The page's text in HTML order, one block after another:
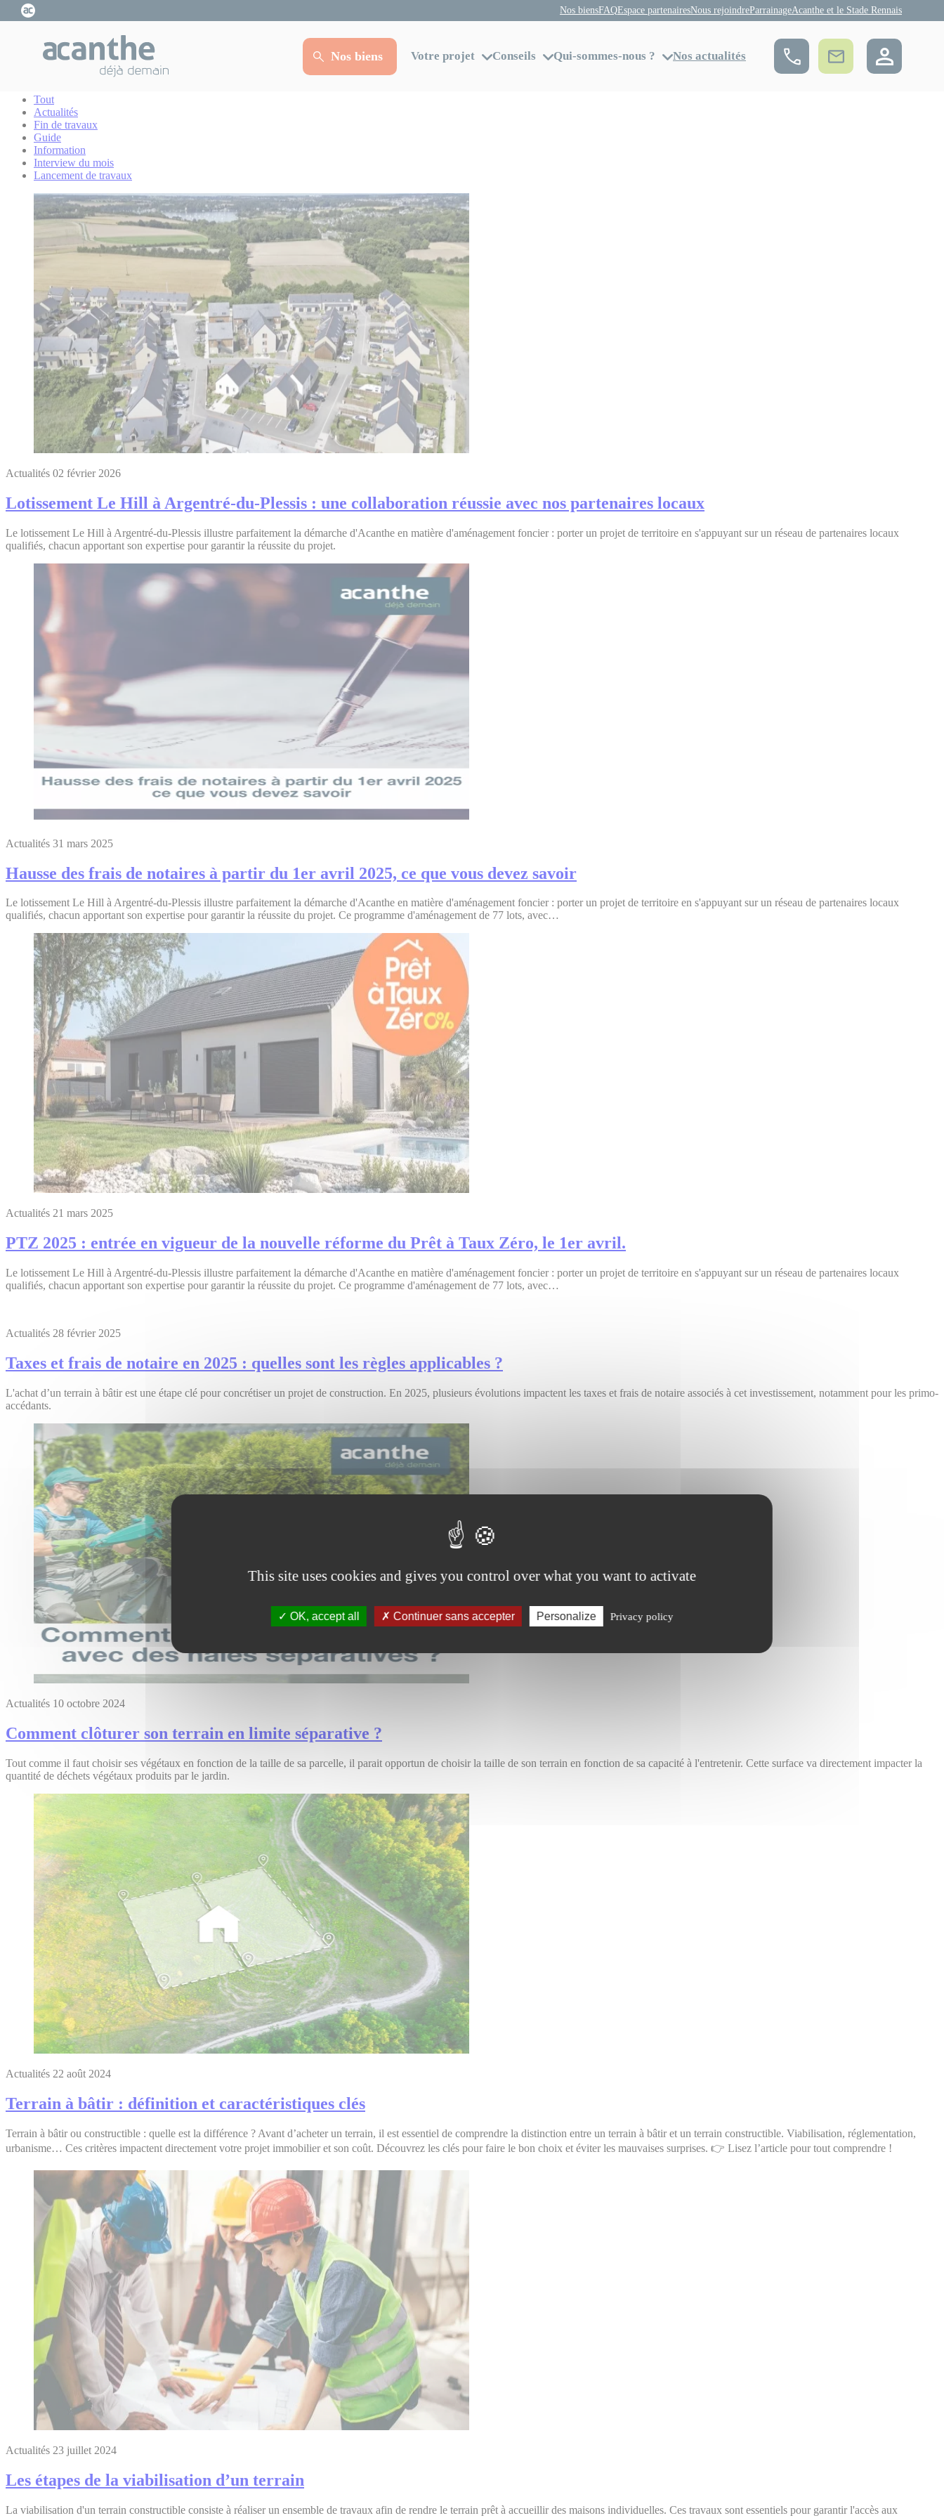
Cookies management panel
This site uses cookies and gives you control over what you want to activate
OK, accept all Continuer sans accepter Personalize Privacy policy
Nos biensFAQEspace partenairesNous rejoindreParrainageAcanthe et le Stade Rennais
Nos biens Votre projet Conseils Qui-sommes-nous ? Nos actualités
Tout
Actualités
Fin de travaux
Guide
Information
Interview du mois
Lancement de travaux
Actualités 02 février 2026
Lotissement Le Hill à Argentré-du-Plessis : une collaboration réussie avec nos partenaires locaux
Le lotissement Le Hill à Argentré-du-Plessis illustre parfaitement la démarche d'Acanthe en matière d'aménagement foncier : porter un projet de territoire en s'appuyant sur un réseau de partenaires locaux
qualifiés, chacun apportant son expertise pour garantir la réussite du projet.
Actualités 31 mars 2025
Hausse des frais de notaires à partir du 1er avril 2025, ce que vous devez savoir
Le lotissement Le Hill à Argentré-du-Plessis illustre parfaitement la démarche d'Acanthe en matière d'aménagement foncier : porter un projet de territoire en s'appuyant sur un réseau de partenaires locaux
qualifiés, chacun apportant son expertise pour garantir la réussite du projet. Ce programme d'aménagement de 77 lots, avec…
Actualités 21 mars 2025
PTZ 2025 : entrée en vigueur de la nouvelle réforme du Prêt à Taux Zéro, le 1er avril.
Le lotissement Le Hill à Argentré-du-Plessis illustre parfaitement la démarche d'Acanthe en matière d'aménagement foncier : porter un projet de territoire en s'appuyant sur un réseau de partenaires locaux
qualifiés, chacun apportant son expertise pour garantir la réussite du projet. Ce programme d'aménagement de 77 lots, avec…
Actualités 28 février 2025
Taxes et frais de notaire en 2025 : quelles sont les règles applicables ?
L'achat d’un terrain à bâtir est une étape clé pour concrétiser un projet de construction. En 2025, plusieurs évolutions impactent les taxes et frais de notaire associés à cet investissement, notamment pour les primo-
accédants.
Actualités 10 octobre 2024
Comment clôturer son terrain en limite séparative ?
Tout comme il faut choisir ses végétaux en fonction de la taille de sa parcelle, il parait opportun de choisir la taille de son terrain en fonction de sa capacité à l'entretenir. Cette surface va directement impacter la
quantité de déchets végétaux produits par le jardin.
Actualités 22 août 2024
Terrain à bâtir : définition et caractéristiques clés
Terrain à bâtir ou constructible : quelle est la différence ? Avant d’acheter un terrain, il est essentiel de comprendre la distinction entre un terrain à bâtir et un terrain constructible. Viabilisation, réglementation,
urbanisme… Ces critères impactent directement votre projet immobilier et son coût. Découvrez les clés pour faire le bon choix et éviter les mauvaises surprises. 👉 Lisez l’article pour tout comprendre !
Actualités 23 juillet 2024
Les étapes de la viabilisation d’un terrain
La viabilisation d'un terrain constructible consiste à réaliser un ensemble de travaux afin de rendre le terrain prêt à accueillir des maisons individuelles. Ces travaux sont essentiels pour garantir l'accès aux